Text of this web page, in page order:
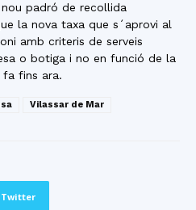
padró de recollida
la nova taxa que s´aprovi al
amb criteris de serveis
o botiga i no en funció de la
fins ara.
Vilassar de Mar
Twitter